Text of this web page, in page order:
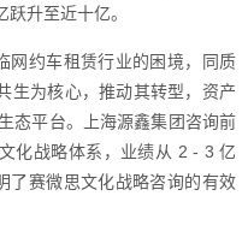
升至近十亿。
网约车租赁行业的困境，同质
生为核心，推动其转型，资产
态平台。上海源鑫集团咨询前
化战略体系，业绩从 2 - 3 亿
了赛微思文化战略咨询的有效